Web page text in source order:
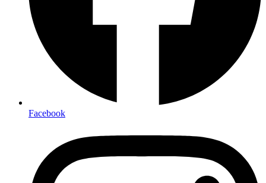
Facebook